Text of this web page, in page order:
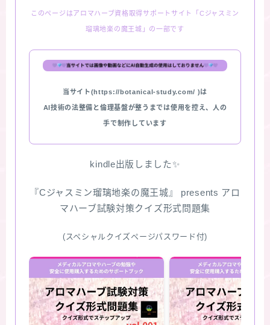
おすすめ商品＆レビュー
★スペシャルアロマハーブ４択クイズ (kindle出
版限定)
このページはアロマハーブ資格取得サポートサイト「Cジャスミン
瑠璃地楽の魔王城」の一部です
当サイト(https://botanical-study.com/ )は
AI技術の法整備と倫理基盤が整うまでは使用を控え、人の
手で制作しています
kindle出版しました✨
『Cジャスミン瑠璃地楽の魔王城』 presents アロ
マハーブ試験対策クイズ形式問題集
(スペシャルクイズページパスワード付)